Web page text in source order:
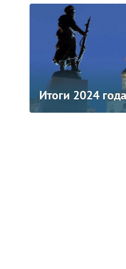
Итоги 2024 года